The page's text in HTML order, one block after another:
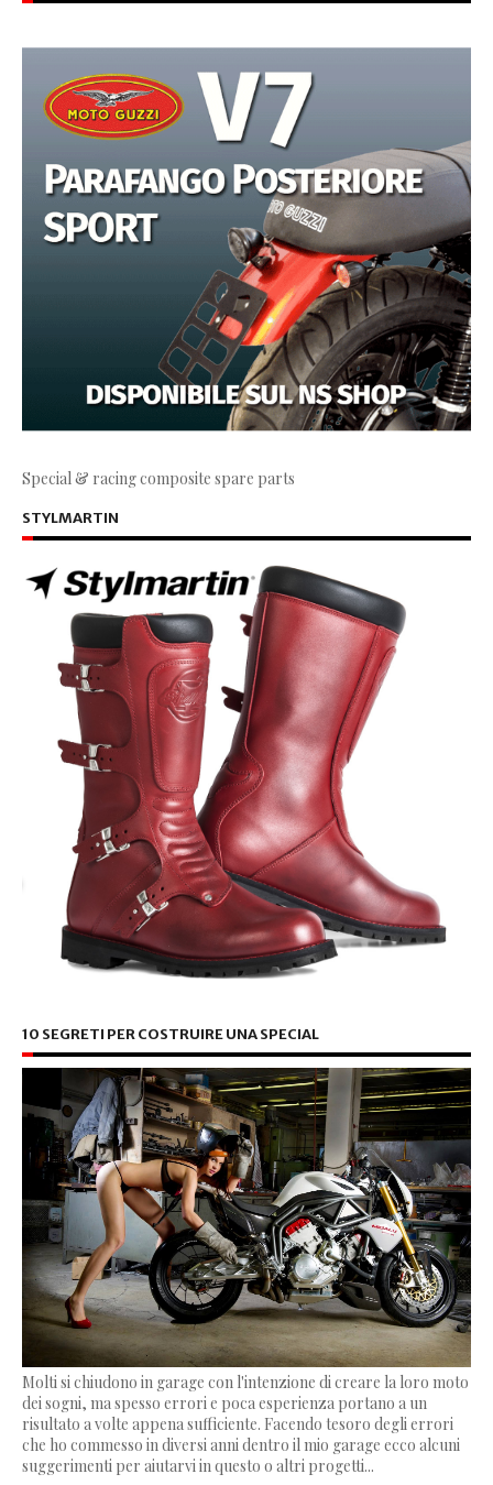
Special & racing composite spare parts
STYLMARTIN
10 SEGRETI PER COSTRUIRE UNA SPECIAL
Molti si chiudono in garage con l'intenzione di creare la loro moto
dei sogni, ma spesso errori e poca esperienza portano a un
risultato a volte appena sufficiente. Facendo tesoro degli errori
che ho commesso in diversi anni dentro il mio garage ecco alcuni
suggerimenti per aiutarvi in questo o altri progetti...